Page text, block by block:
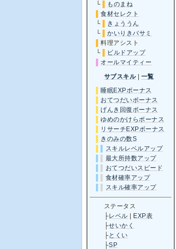
└
ものまね
▌食材セレクト
└
きょううん
└
▌かいりきバサミ
▌料理アシスト
└
ビルドアップ
オールマイティー
サブスキル| 一覧
睡眠EXPボーナス
おてつだいボーナス
▌げんき回復ボーナス
▌ゆめのかけらボーナス
リサーチEXPボーナス
きのみの数S
スキルレベルアップ
最大所持数アップ
おてつだいスピード
食材確率アップ
スキル確率アップ
ステータス
├レベル | EXP表
├せいかく
├とくい
├SP